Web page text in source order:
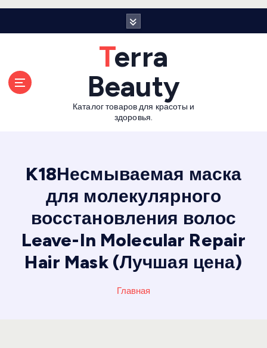
Terra
Beauty
Каталог товаров для красоты и
здоровья.
K18Несмываемая маска
для молекулярного
восстановления волос
Leave-In Molecular Repair
Hair Mask (Лучшая цена)
Главная